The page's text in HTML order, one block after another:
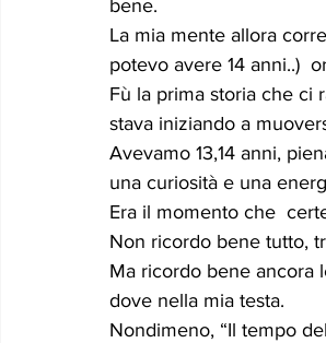
bene.
La mia mente allora
potevo avere 14 anni..)
Fù la prima storia che ci
stava iniziando a
Avevamo 13,14 anni,
una curiosità e una
Era il momento che
Non ricordo bene tutto,
Ma ricordo bene ancora
dove nella mia testa.
Nondimeno, “Il tempo